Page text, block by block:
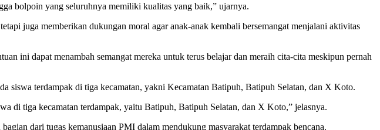
bolpoin yang seluruhnya memiliki kualitas yang baik,” ujarnya.
juga memberikan dukungan moral agar anak-anak kembali bersemangat menjalani aktivitas
ini dapat menambah semangat mereka untuk terus belajar dan meraih cita-cita meskipun pernah
siswa terdampak di tiga kecamatan, yakni Kecamatan Batipuh, Batipuh Selatan, dan X Koto.
di tiga kecamatan terdampak, yaitu Batipuh, Batipuh Selatan, dan X Koto,” jelasnya.
dari tugas kemanusiaan PMI dalam mendukung masyarakat terdampak bencana.